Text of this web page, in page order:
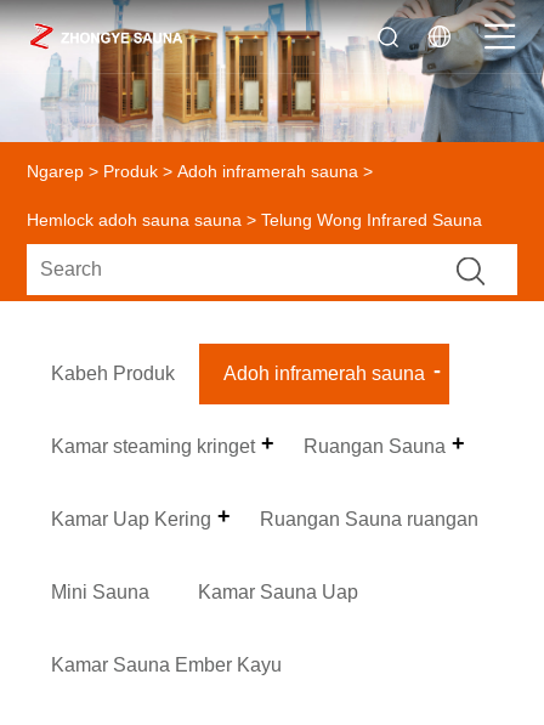
Ngarep > Produk >Adoh inframerah sauna >
Hemlock adoh sauna sauna > Telung Wong Infrared Sauna
Kabeh Produk Adoh inframerah sauna
Kamar steaming kringet Ruangan Sauna
Kamar Uap Kering Ruangan Sauna ruangan
Mini Sauna Kamar Sauna Uap
Kamar Sauna Ember Kayu